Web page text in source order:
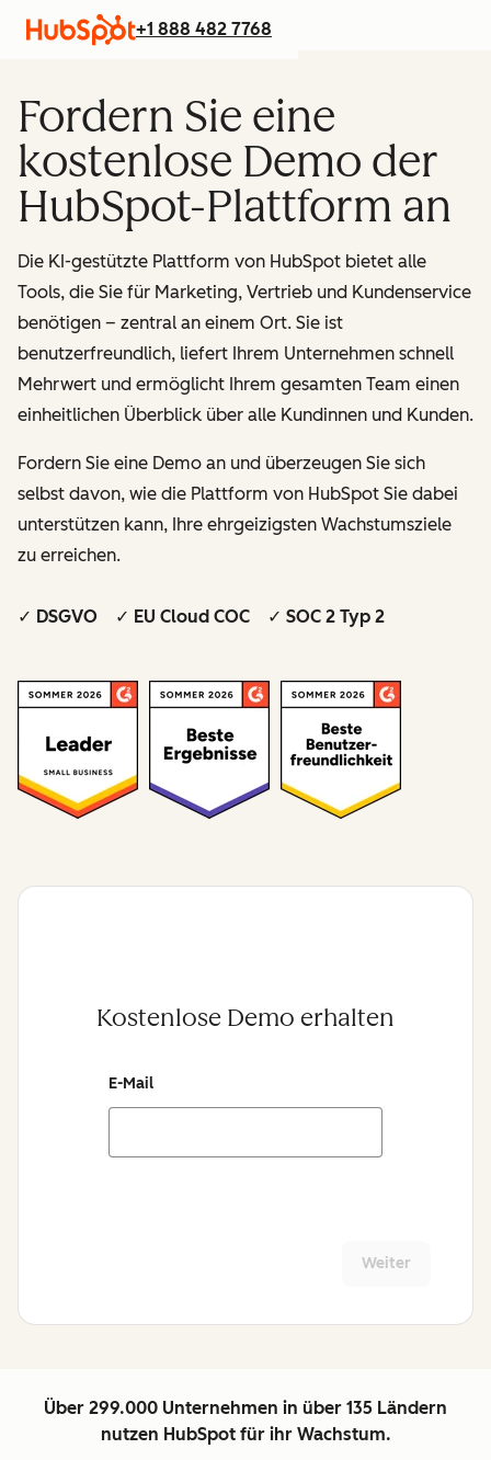
+1 888 482 7768
Fordern Sie eine
kostenlose Demo der
HubSpot-Plattform an
Die KI-gestützte Plattform von HubSpot bietet alle
Tools, die Sie für Marketing, Vertrieb und Kundenservice
benötigen – zentral an einem Ort. Sie ist
benutzerfreundlich, liefert Ihrem Unternehmen schnell
Mehrwert und ermöglicht Ihrem gesamten Team einen
einheitlichen Überblick über alle Kundinnen und Kunden.
Fordern Sie eine Demo an und überzeugen Sie sich
selbst davon, wie die Plattform von HubSpot Sie dabei
unterstützen kann, Ihre ehrgeizigsten Wachstumsziele
zu erreichen.
✓ DSGVO ✓ EU Cloud COC ✓ SOC 2 Typ 2
Kostenlose Demo erhalten
E-Mail
Weiter
Über 299.000 Unternehmen in über 135 Ländern
nutzen HubSpot für ihr Wachstum.